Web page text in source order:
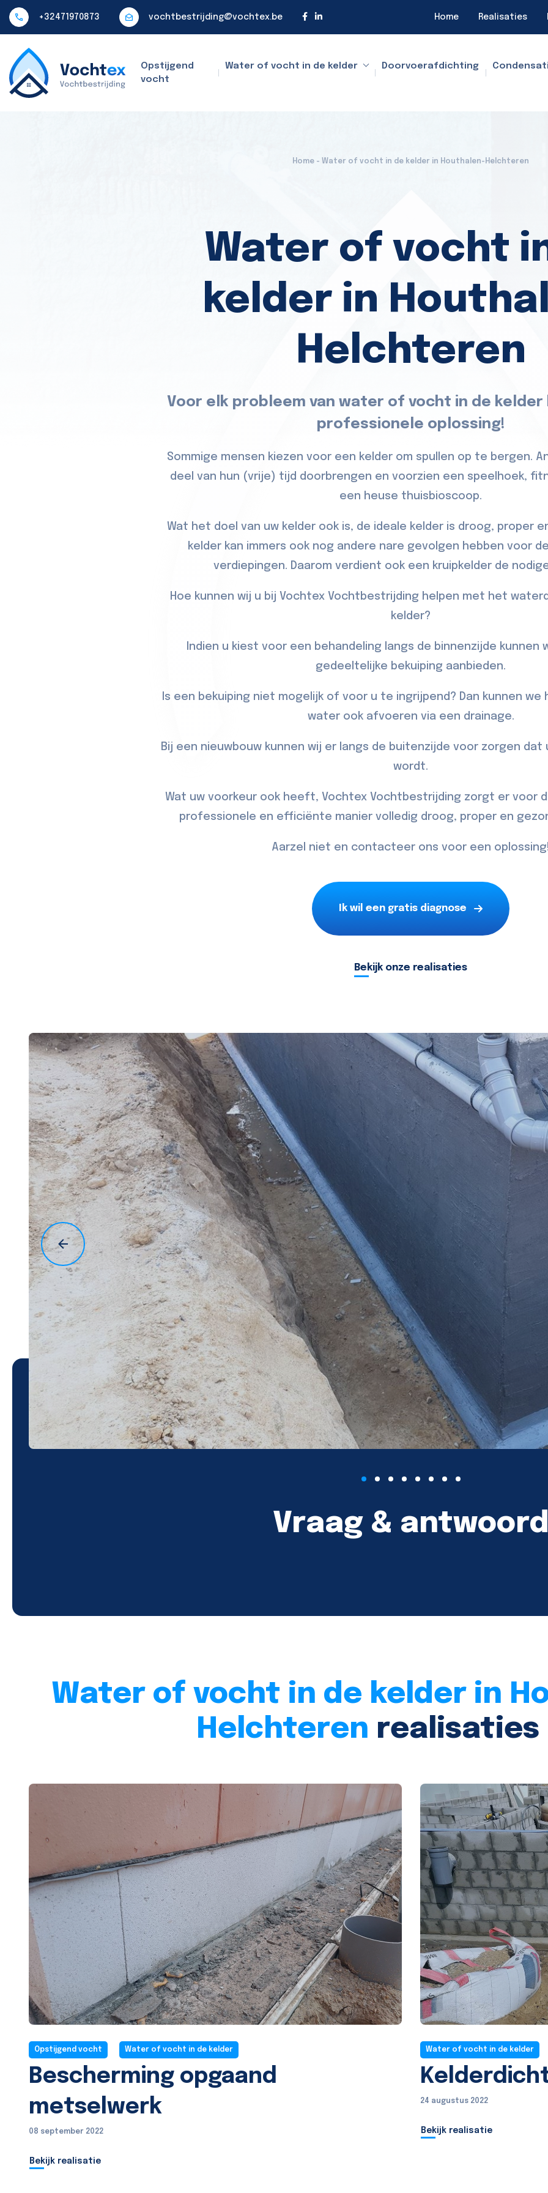
+32471970873 vochtbestrijding@vochtex.be Home Realisaties
Opstijgend
vocht
Water of vocht in de kelder Doorvoerafdichting
Home - Water of vocht in de kelder in Houthalen-Helchteren
Water of vocht
kelder in
Helchteren
Voor elk probleem van water of vocht in de kelder
professionele oplossing!
Sommige mensen kiezen voor een kelder om spullen op te bergen.
deel van hun (vrije) tijd doorbrengen en voorzien een speelhoek,
een heuse thuisbioscoop.
Wat het doel van uw kelder ook is, de ideale kelder is droog, proper
kelder kan immers ook nog andere nare gevolgen hebben voor
verdiepingen. Daarom verdient ook een kruipkelder de
Hoe kunnen wij u bij Vochtex Vochtbestrijding helpen met het
kelder?
Indien u kiest voor een behandeling langs de binnenzijde kunnen
gedeeltelijke bekuiping aanbieden.
Is een bekuiping niet mogelijk of voor u te ingrijpend? Dan kunnen
water ook afvoeren via een drainage.
Bij een nieuwbouw kunnen wij er langs de buitenzijde voor zorgen dat
wordt.
Wat uw voorkeur ook heeft, Vochtex Vochtbestrijding zorgt er voor
professionele en efficiënte manier volledig droog, proper en
Aarzel niet en contacteer ons voor een
Ik wil een gratis diagnose
Bekijk onze realisaties
Vraag &
Water of vocht in de kelder in
Helchteren realisaties
Opstijgend vocht Water of vocht in de kelder
Bescherming opgaand
metselwerk
08 september 2022
Bekijk realisatie
Water of vocht in de kelder
24 augustus 2022
Bekijk realisatie